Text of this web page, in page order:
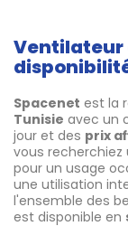
Ventilateur
Spacenet est la
Tunisie avec un
jour et des prix
vous recherchiez
pour un usage
une utilisation
l'ensemble des
est disponible en